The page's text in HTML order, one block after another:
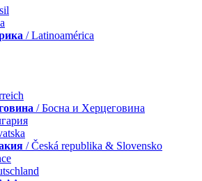
/ Latinoamérica
/ Босна и Херцеговина
/ Česká republika & Slovensko